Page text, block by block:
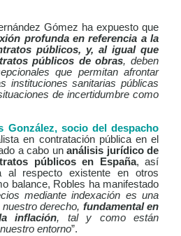
Gómez ha expuesto que
profunda en referencia a la
públicos, y, al igual que
públicos de obras, deben
que permitan afrontar
instituciones sanitarias públicas
de incertidumbre como
González, socio del despacho
en contratación pública en el
a cabo unanálisis jurídico de
públicos en España, así
al respecto existente en otros
balance, Robles ha manifestado
mediante indexación es una
derecho, fundamental en
inflación, tal y como están
entorno”.